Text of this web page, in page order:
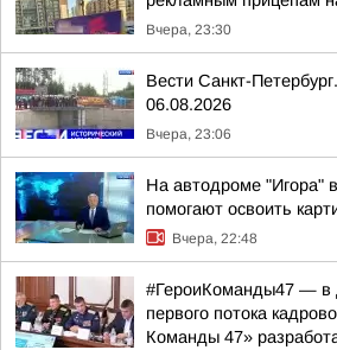
Вчера, 23:30
Вести Санкт-
06.08.2026
Вчера, 23:06
На автодроме "Игора"
помогают освоить
Вчера, 22:48
#ГероиКоманды47 — в
первого потока
Команды 47»